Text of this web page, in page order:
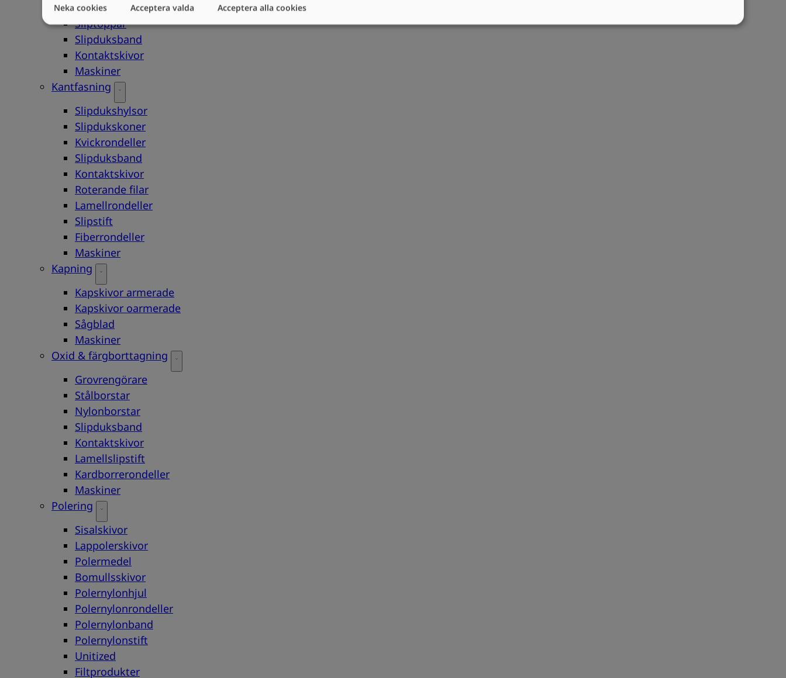
Slipstift
Sliptoppar
Slipduksband
Kontaktskivor
Maskiner
Kantfasning
Slipdukshylsor
Slipdukskoner
Kvickrondeller
Slipduksband
Kontaktskivor
Roterande filar
Lamellrondeller
Slipstift
Fiberrondeller
Maskiner
Kapning
Kapskivor armerade
Kapskivor oarmerade
Sågblad
Maskiner
Oxid & färgborttagning
Grovrengörare
Stålborstar
Nylonborstar
Slipduksband
Kontaktskivor
Lamellslipstift
Kardborrerondeller
Maskiner
Polering
Sisalskivor
Lappolerskivor
Polermedel
Bomullsskivor
Polernylonhjul
Polernylonrondeller
Polernylonband
Polernylonstift
Unitized
Filtprodukter
Neka cookies Acceptera valda Acceptera alla cookies